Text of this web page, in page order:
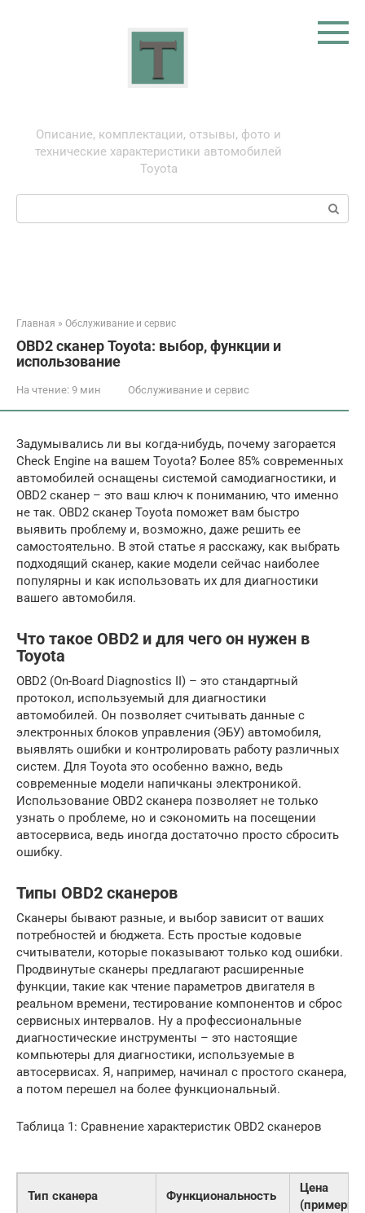
Описание, комплектации, отзывы, фото и
технические характеристики автомобилей
Toyota
Поиск:
Главная » Обслуживание и сервис
OBD2 сканер Toyota: выбор, функции и
использование
На чтение: 9 мин Обслуживание и сервис
Задумывались ли вы когда-нибудь, почему загорается
Check Engine на вашем Toyota? Более 85% современных
автомобилей оснащены системой самодиагностики, и
OBD2 сканер – это ваш ключ к пониманию, что именно
не так. OBD2 сканер Toyota поможет вам быстро
выявить проблему и, возможно, даже решить ее
самостоятельно. В этой статье я расскажу, как выбрать
подходящий сканер, какие модели сейчас наиболее
популярны и как использовать их для диагностики
вашего автомобиля.
Что такое OBD2 и для чего он нужен в
Toyota
OBD2 (On-Board Diagnostics II) – это стандартный
протокол, используемый для диагностики
автомобилей. Он позволяет считывать данные с
электронных блоков управления (ЭБУ) автомобиля,
выявлять ошибки и контролировать работу различных
систем. Для Toyota это особенно важно, ведь
современные модели напичканы электроникой.
Использование OBD2 сканера позволяет не только
узнать о проблеме, но и сэкономить на посещении
автосервиса, ведь иногда достаточно просто сбросить
ошибку.
Типы OBD2 сканеров
Сканеры бывают разные, и выбор зависит от ваших
потребностей и бюджета. Есть простые кодовые
считыватели, которые показывают только код ошибки.
Продвинутые сканеры предлагают расширенные
функции, такие как чтение параметров двигателя в
реальном времени, тестирование компонентов и сброс
сервисных интервалов. Ну а профессиональные
диагностические инструменты – это настоящие
компьютеры для диагностики, используемые в
автосервисах. Я, например, начинал с простого сканера,
а потом перешел на более функциональный.
Таблица 1: Сравнение характеристик OBD2 сканеров
Тип сканера Функциональность
Цена
(примерно)